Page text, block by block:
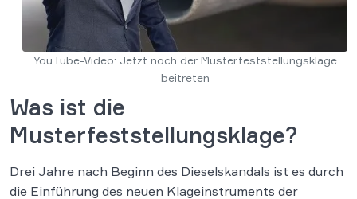
YouTube-Video: Jetzt noch der Musterfeststellungsklage
beitreten
Was ist die
Musterfeststellungsklage?
Drei Jahre nach Beginn des Dieselskandals ist es durch
die Einführung des neuen Klageinstruments der